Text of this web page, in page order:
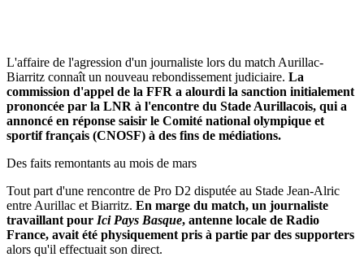
L'affaire de l'agression d'un journaliste lors du match Aurillac-
Biarritz connaît un nouveau rebondissement judiciaire. La
commission d'appel de la FFR a alourdi la sanction initialement
prononcée par la LNR à l'encontre du Stade Aurillacois, qui a
annoncé en réponse saisir le Comité national olympique et
sportif français (CNOSF) à des fins de médiations.
Des faits remontants au mois de mars
Tout part d'une rencontre de Pro D2 disputée au Stade Jean-Alric
entre Aurillac et Biarritz. En marge du match, un journaliste
travaillant pour Ici Pays Basque, antenne locale de Radio
France, avait été physiquement pris à partie par des supporters
alors qu'il effectuait son direct.